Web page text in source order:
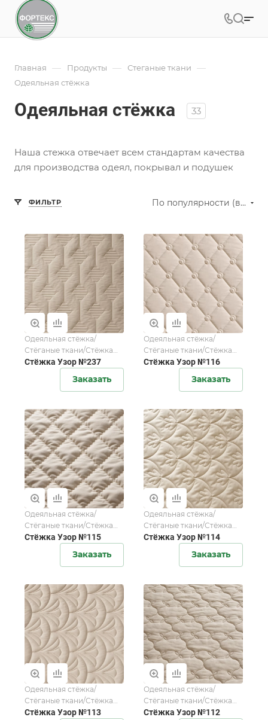
Главная — Продукты — Стеганые ткани —
Одеяльная стёжка
Одеяльная стёжка 33
Наша стежка отвечает всем стандартам качества
для производства одеял, покрывал и подушек
ФИЛЬТР По популярности (возрастание)
Одеяльная стёжка/
Стёганые ткани/Стёжка
для домашнего текстиля
Стёжка Узор №237
Заказать
Одеяльная стёжка/
Стёганые ткани/Стёжка
для домашнего текстиля
Стёжка Узор №116
Заказать
Одеяльная стёжка/
Стёганые ткани/Стёжка
для домашнего текстиля
Стёжка Узор №115
Заказать
Одеяльная стёжка/
Стёганые ткани/Стёжка
для домашнего текстиля
Стёжка Узор №114
Заказать
Одеяльная стёжка/
Стёганые ткани/Стёжка
для домашнего текстиля
Стёжка Узор №113
Одеяльная стёжка/
Стёганые ткани/Стёжка
для домашнего текстиля
Стёжка Узор №112